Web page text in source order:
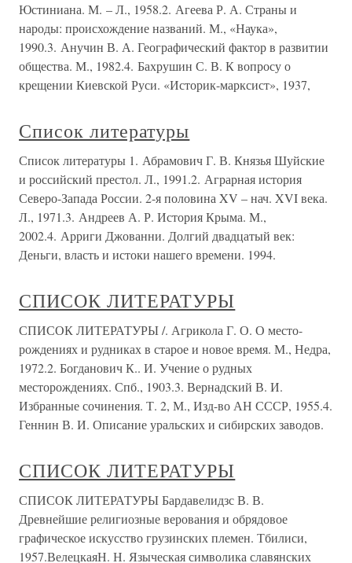
Юстиниана. М. – Л., 1958.2. Агеева Р. А. Страны и
народы: происхождение названий. М., «Наука»,
1990.3. Анучин В. А. Географический фактор в развитии
общества. М., 1982.4. Бахрушин С. В. К вопросу о
крещении Киевской Руси. «Историк-марксист», 1937,
Список литературы
Список литературы 1. Абрамович Г. В. Князья Шуйские
и российский престол. Л., 1991.2. Аграрная история
Северо-Запада России. 2-я половина XV – нач. XVI века.
Л., 1971.3. Андреев А. Р. История Крыма. М.,
2002.4. Арриги Джованни. Долгий двадцатый век:
Деньги, власть и истоки нашего времени. 1994.
СПИСОК ЛИТЕРАТУРЫ
СПИСОК ЛИТЕРАТУРЫ /. Агрикола Г. О. О место-
рождениях и рудниках в старое и новое время. М., Недра,
1972.2. Богданович К.. И. Учение о рудных
месторождениях. Спб., 1903.3. Вернадский В. И.
Избранные сочинения. Т. 2, М., Изд-во АН СССР, 1955.4.
Геннин В. И. Описание уральских и сибирских заводов.
СПИСОК ЛИТЕРАТУРЫ
СПИСОК ЛИТЕРАТУРЫ Бардавелидзс В. В.
Древнейшие религиозные верования и обрядовое
графическое искусство грузинских племен. Тбилиси,
1957.ВелецкаяН. Н. Языческая символика славянских